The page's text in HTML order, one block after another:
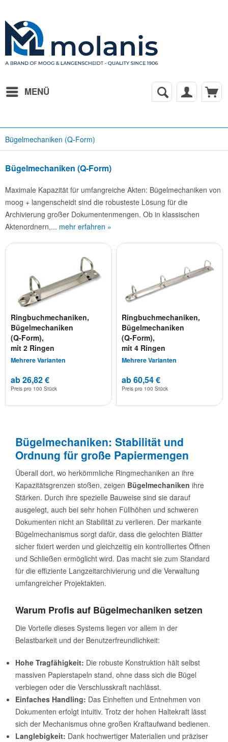
MENÜ
Bügelmechaniken (Q-Form)
Bügelmechaniken (Q-Form)
Maximale Kapazität für umfangreiche Akten: Bügelmechaniken von
moog + langenscheidt sind die robusteste Lösung für die
Archivierung großer Dokumentenmengen. Ob in klassischen
Aktenordnern,... mehr erfahren »
Ringbuchmechaniken,
Bügelmechaniken
(Q-Form),
mit 2 Ringen
Mehrere Varianten
ab 26,82 €
Preis pro 100 Stück
Ringbuchmechaniken,
Bügelmechaniken
(Q-Form),
mit 4 Ringen
Mehrere Varianten
ab 60,54 €
Preis pro 100 Stück
Bügelmechaniken: Stabilität und
Ordnung für große Papiermengen
Überall dort, wo herkömmliche Ringmechaniken an ihre
Kapazitätsgrenzen stoßen, zeigen Bügelmechaniken ihre
Stärken. Durch ihre spezielle Bauweise sind sie darauf
ausgelegt, auch bei sehr hohen Füllhöhen und schweren
Dokumenten nicht an Stabilität zu verlieren. Der markante
Bügelmechanismus sorgt dafür, dass die gelochten Blätter
sicher fixiert werden und gleichzeitig ein kontrolliertes Öffnen
und Schließen ermöglicht wird. Das macht sie zum Standard
für die effiziente Langzeitarchivierung und die Verwaltung
umfangreicher Projektakten.
Warum Profis auf Bügelmechaniken setzen
Die Vorteile dieses Systems liegen vor allem in der
Belastbarkeit und der Benutzerfreundlichkeit:
Hohe Tragfähigkeit: Die robuste Konstruktion hält selbst
massiven Papierstapeln stand, ohne dass sich die Bügel
verbiegen oder die Verschlusskraft nachlässt.
Einfaches Handling: Das Einheften und Entnehmen von
Dokumenten erfolgt intuitiv. Trotz der hohen Haltekraft lässt
sich der Mechanismus ohne großen Kraftaufwand bedienen.
Langlebigkeit: Dank hochwertiger Materialien und präziser